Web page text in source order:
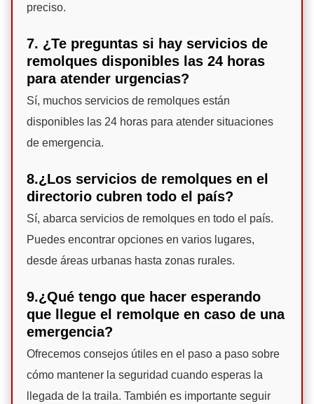
preciso.
7. ¿Te preguntas si hay servicios de
remolques disponibles las 24 horas
para atender urgencias?
Sí, muchos servicios de remolques están
disponibles las 24 horas para atender situaciones
de emergencia.
8.¿Los servicios de remolques en el
directorio cubren todo el país?
Sí, abarca servicios de remolques en todo el país.
Puedes encontrar opciones en varios lugares,
desde áreas urbanas hasta zonas rurales.
9.¿Qué tengo que hacer esperando
que llegue el remolque en caso de una
emergencia?
Ofrecemos consejos útiles en el paso a paso sobre
cómo mantener la seguridad cuando esperas la
llegada de la traila. También es importante seguir